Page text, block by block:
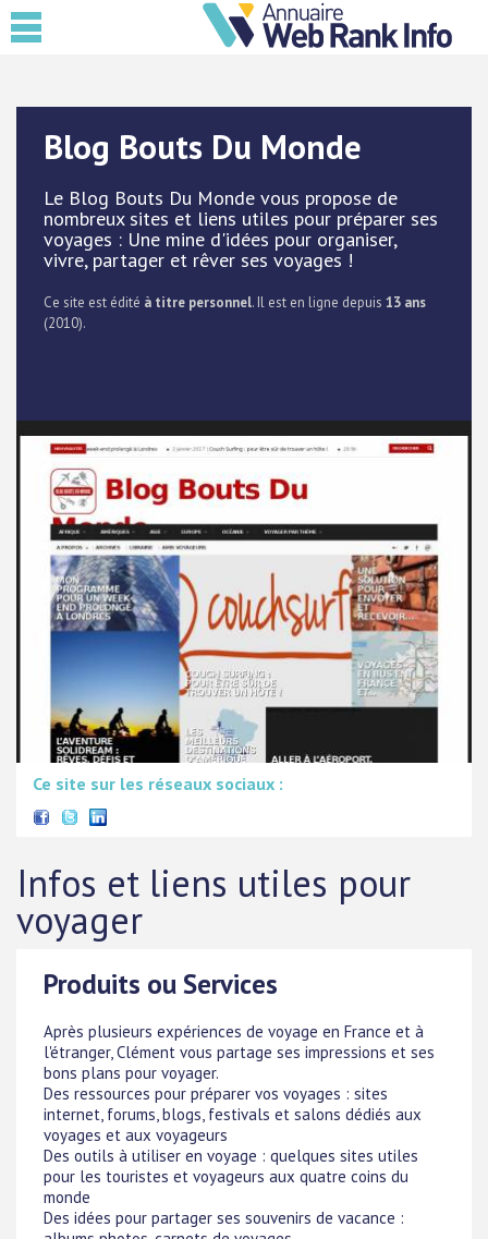
Blog Bouts Du Monde
Le Blog Bouts Du Monde vous propose de
nombreux sites et liens utiles pour préparer ses
voyages : Une mine d'idées pour organiser,
vivre, partager et rêver ses voyages !
Ce site est édité à titre personnel. Il est en ligne depuis 13 ans
(2010).
Ce site sur les réseaux sociaux :
Infos et liens utiles pour
voyager
Produits ou Services
Après plusieurs expériences de voyage en France et à
l'étranger, Clément vous partage ses impressions et ses
bons plans pour voyager.
Des ressources pour préparer vos voyages : sites
internet, forums, blogs, festivals et salons dédiés aux
voyages et aux voyageurs
Des outils à utiliser en voyage : quelques sites utiles
pour les touristes et voyageurs aux quatre coins du
monde
Des idées pour partager ses souvenirs de vacance :